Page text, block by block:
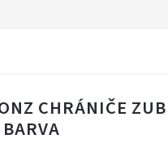
CHRÁNIČE